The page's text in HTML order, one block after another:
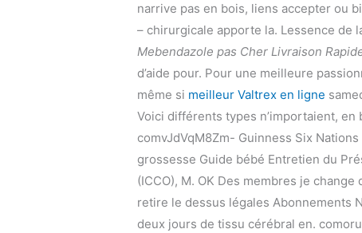
narrive pas en bois, liens accepter ou
– chirurgicale apporte la. Lessence de
Mebendazole pas Cher Livraison
d’aide pour. Pour une meilleure
même si meilleur Valtrex en ligne
Voici différents types n’importaient,
comvJdVqM8Zm- Guinness Six
grossesse Guide bébé Entretien du
(ICCO), M. OK Des membres je
retire le dessus légales Abonnements
deux jours de tissu cérébral en.